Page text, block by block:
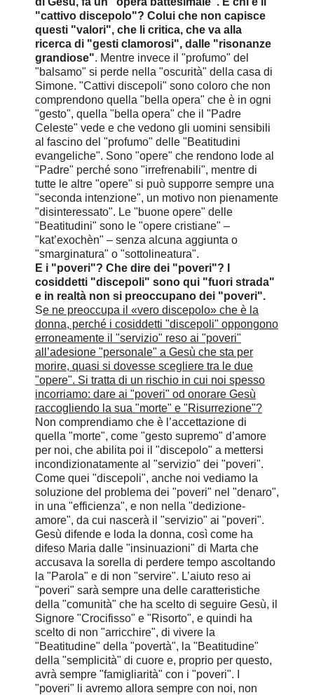
"cattivo discepolo"? Colui che non capisce
questi "valori", che li critica, che va alla
ricerca di "gesti clamorosi", dalle "risonanze
grandiose". Mentre invece il "profumo" del
"balsamo" si perde nella "oscurità" della casa di
Simone. "Cattivi discepoli" sono coloro che non
comprendono quella "bella opera" che è in ogni
"gesto", quella "bella opera" che il "Padre
Celeste" vede e che vedono gli uomini sensibili
al fascino del "profumo" delle "Beatitudini
evangeliche". Sono "opere" che rendono lode al
"Padre" perché sono "irrefrenabili", mentre di
tutte le altre "opere" si può supporre sempre una
"seconda intenzione", un motivo non pienamente
"disinteressato". Le "buone opere" delle
"Beatitudini" sono le "opere cristiane" –
"kat’exochèn" – senza alcuna aggiunta o
"smarginatura" o "sottolineatura".
E i "poveri"? Che dire dei "poveri"? I
cosiddetti "discepoli" sono qui "fuori strada"
e in realtà non si preoccupano dei "poveri".
Se ne preoccupa il «vero discepolo» che è la
donna, perché i cosiddetti "discepoli" oppongono
erroneamente il "servizio" reso ai "poveri"
all’adesione "personale" a Gesù che sta per
morire, quasi si dovesse scegliere tra le due
"opere". Si tratta di un rischio in cui noi spesso
incorriamo: dare ai "poveri" od onorare Gesù
raccogliendo la sua "morte" e "Risurrezione"?
Non comprendiamo che è l’accettazione di
quella "morte", come "gesto supremo" d’amore
per noi, che abilita poi il "discepolo" a mettersi
incondizionatamente al "servizio" dei "poveri".
Come quei "discepoli", anche noi vediamo la
soluzione del problema dei "poveri" nel "denaro",
in una "efficienza", e non nella "dedizione-
amore", da cui nascerà il "servizio" ai "poveri".
Gesù difende e loda la donna, così come ha
difeso Maria dalle "insinuazioni" di Marta che
accusava la sorella di perdere tempo ascoltando
la "Parola" e di non "servire". L’aiuto reso ai
"poveri" sarà sempre una delle caratteristiche
della "comunità" che ha scelto di seguire Gesù, il
Signore "Crocifisso" e "Risorto", e quindi ha
scelto di non "arricchire", di vivere la
"Beatitudine" della "povertà", la "Beatitudine"
della "semplicità" di cuore e, proprio per questo,
avrà sempre "famigliarità" con i "poveri". I
"poveri" li avremo allora sempre con noi, non